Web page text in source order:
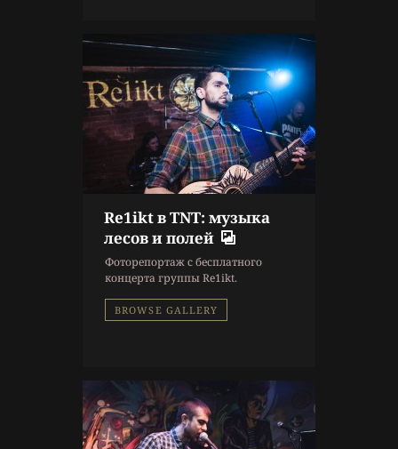
Re1ikt в TNT: музыка
лесов и полей
Фоторепортаж с бесплатного
концерта группы Re1ikt.
BROWSE GALLERY
Концерт
Фоторепортаж